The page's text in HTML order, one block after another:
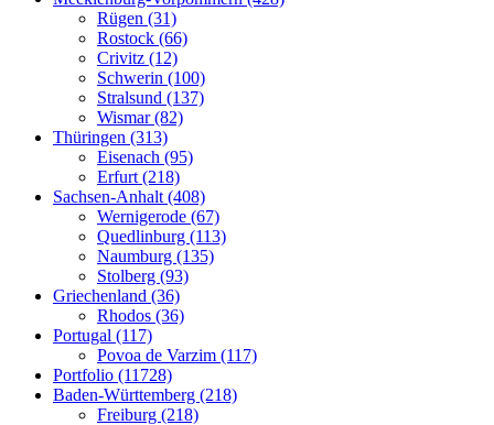
Rügen (31)
Rostock (66)
Crivitz (12)
Schwerin (100)
Stralsund (137)
Wismar (82)
Thüringen (313)
Eisenach (95)
Erfurt (218)
Sachsen-Anhalt (408)
Wernigerode (67)
Quedlinburg (113)
Naumburg (135)
Stolberg (93)
Griechenland (36)
Rhodos (36)
Portugal (117)
Povoa de Varzim (117)
Portfolio (11728)
Baden-Württemberg (218)
Freiburg (218)